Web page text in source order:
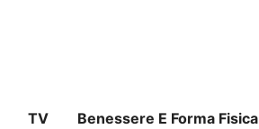
TV Benessere E Forma Fisica